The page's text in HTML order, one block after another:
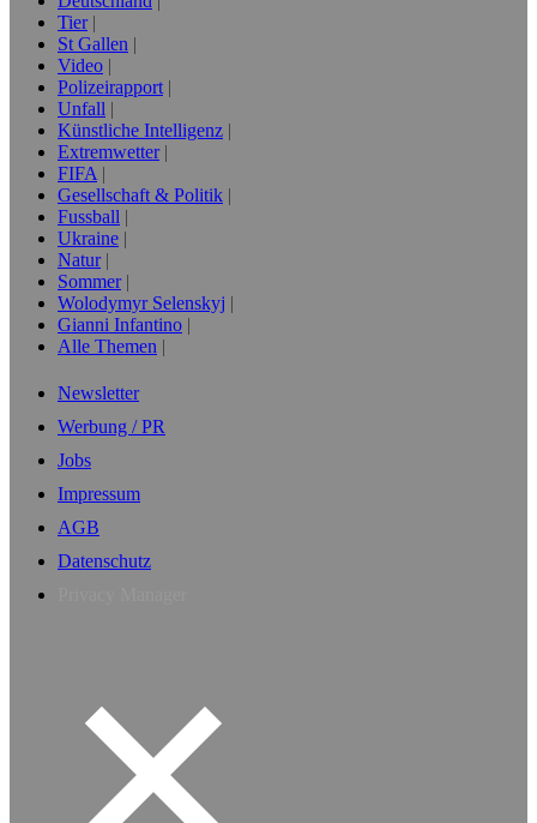
Tier
St Gallen
Video
Polizeirapport
Unfall
Künstliche Intelligenz
Extremwetter
FIFA
Gesellschaft & Politik
Fussball
Ukraine
Natur
Sommer
Wolodymyr Selenskyj
Gianni Infantino
Alle Themen
Newsletter
Werbung / PR
Jobs
Impressum
AGB
Datenschutz